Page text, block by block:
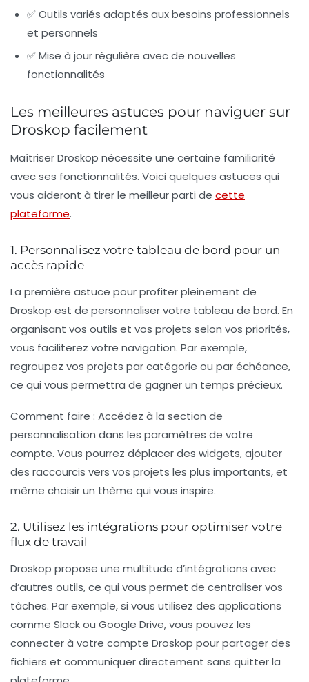
✅ Outils variés adaptés aux besoins professionnels
et personnels
✅ Mise à jour régulière avec de nouvelles
fonctionnalités
Les meilleures astuces pour naviguer sur
Droskop facilement
Maîtriser Droskop nécessite une certaine familiarité
avec ses fonctionnalités. Voici quelques astuces qui
vous aideront à tirer le meilleur parti de cette
plateforme.
1. Personnalisez votre tableau de bord pour un
accès rapide
La première astuce pour profiter pleinement de
Droskop est de personnaliser votre tableau de bord. En
organisant vos outils et vos projets selon vos priorités,
vous faciliterez votre navigation. Par exemple,
regroupez vos projets par catégorie ou par échéance,
ce qui vous permettra de gagner un temps précieux.
Comment faire : Accédez à la section de
personnalisation dans les paramètres de votre
compte. Vous pourrez déplacer des widgets, ajouter
des raccourcis vers vos projets les plus importants, et
même choisir un thème qui vous inspire.
2. Utilisez les intégrations pour optimiser votre
flux de travail
Droskop propose une multitude d’intégrations avec
d’autres outils, ce qui vous permet de centraliser vos
tâches. Par exemple, si vous utilisez des applications
comme Slack ou Google Drive, vous pouvez les
connecter à votre compte Droskop pour partager des
fichiers et communiquer directement sans quitter la